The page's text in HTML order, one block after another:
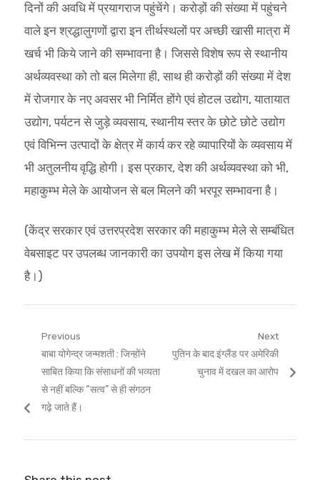
दिनों की अवधि में प्रयागराज पहुंचेंगे। करोड़ों की संख्या में पहुंचने
वाले इन श्रद्धालुगणों द्वारा इन तीर्थस्थलों पर अच्छी खासी मात्रा में
खर्च भी किये जाने की सम्भावना है। जिससे विशेष रूप से स्थानीय
अर्थव्यवस्था को तो बल मिलेगा ही, साथ ही करोड़ों की संख्या में देश
में रोजगार के नए अवसर भी निर्मित होंगे एवं होटल उद्योग, यातायात
उद्योग, पर्यटन से जुड़े व्यवसाय, स्थानीय स्तर के छोटे छोटे उद्योग
एवं विभिन्न उत्पादों के क्षेत्र में कार्य कर रहे व्यापारियों के व्यवसाय में
भी अतुलनीय वृद्धि होगी। इस प्रकार, देश की अर्थव्यवस्था को भी,
महाकुम्भ मेले के आयोजन से बल मिलने की भरपूर सम्भावना है।
(केंद्र सरकार एवं उत्तरप्रदेश सरकार की महाकुम्भ मेले से सम्बंधित
वेबसाइट पर उपलब्ध जानकारी का उपयोग इस लेख में किया गया
है।)
Post
navigation
Previous
Previous
post:
बाबा योगेन्द्र जन्मशती : जिन्होंने
साबित किया कि संसाधनों की भव्यता
से नहीं बल्कि “सत्व” से ही संगठन
गढ़े जाते हैं।
Next
Next
पुतिन के बाद इंग्लैंड पर अमेरिकी
चुनाव में दखल का आरोप